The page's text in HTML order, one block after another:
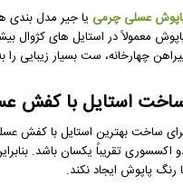
عسلی چرمی یا جیر مدل بندی
معمولاً در استایل های کژوال
چهارخانه، ست بسیار زیبایی
استایل با کفش
ساخت بهترین استایل با کفش
اکسسوری تقریباً یکسان باشد.
رنگ پاپوش ایجاد نکند.